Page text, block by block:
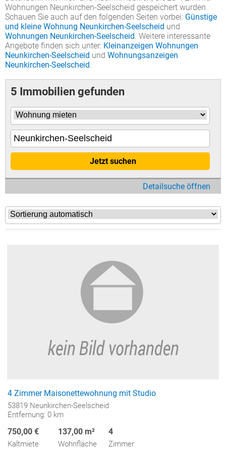
Wohnungen Neunkirchen-Seelscheid gespeichert wurden.
Schauen Sie auch auf den folgenden Seiten vorbei: Günstige
und kleine Wohnung Neunkirchen-Seelscheid und
Wohnungen Neunkirchen-Seelscheid. Weitere interessante
Angebote finden sich unter: Kleinanzeigen Wohnungen
Neunkirchen-Seelscheid und Wohnungsanzeigen
Neunkirchen-Seelscheid.
5 Immobilien gefunden
Jetzt suchen
Detailsuche öffnen
4 Zimmer Maisonettewohnung mit Studio
53819 Neunkirchen-Seelscheid
Entfernung: 0 km
750,00 €
Kaltmiete
137,00 m²
Wohnfläche
4
Zimmer